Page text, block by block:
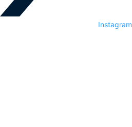
Instagram